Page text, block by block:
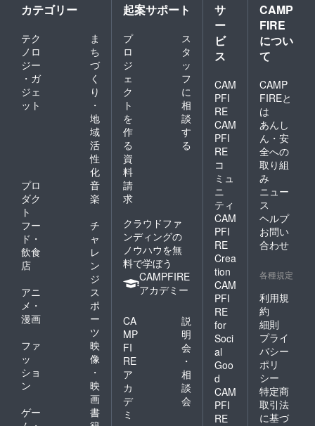
カテゴリー
テク
ノロ
ジー
・ガ
ジェ
ット
ま
ち
づ
く
り
・
地
域
活
性
化
プロ
ダク
ト
音
楽
フー
ド・
飲食
店
チ
ャ
レ
ン
ジ
アニ
メ・
漫画
ス
ポ
ー
ツ
ファ
ッ
ショ
ン
映
像
・
映
画
ゲー
書
起案サポート
プ
ロ
ジ
ェ
ク
ト
を
作
る
ス
タ
ッ
フ
に
相
談
す
る
資
料
請
求
クラウドファ
ンディングの
ノウハウを無
料で学ぼう
CAMPFIRE
アカデミー
CA
MP
FI
RE
ア
カ
デ
ミ
説
明
会
・
相
談
会
サ
ー
ビ
ス
CAM
PFI
RE
CAM
PFI
RE
コ
ミュ
ニ
ティ
CAM
PFI
RE
Crea
tion
CAM
PFI
RE
for
Soci
al
Goo
d
CAM
PFI
RE
CAMP
FIRE
につい
て
CAMP
FIREと
は
あんし
ん・安
全への
取り組
み
ニュー
ス
ヘルプ
お問い
合わせ
各種規定
利用規
約
細則
プライ
バシー
ポリ
シー
特定商
取引法
に基づ